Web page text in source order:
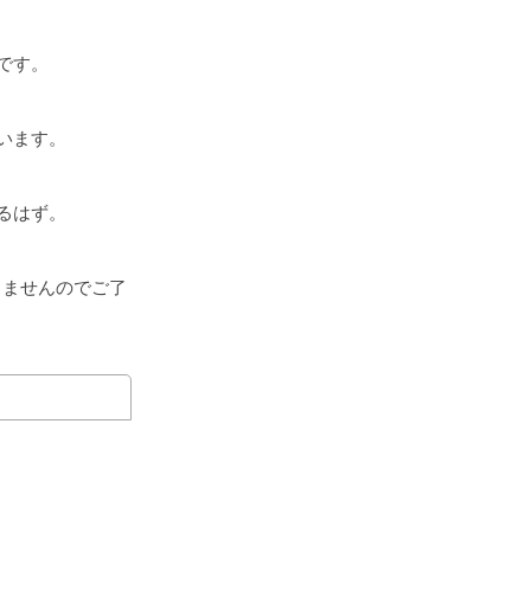
。
す。
ず。
せんのでご了